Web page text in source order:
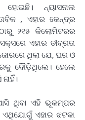
ନ୍ୟାସନାଲ
, ଏହାର କେନ୍ଦ୍ର
୨୧୫ କିଲୋମିଟରର
ଏହାର ତୀବ୍ରତା
ଥିଲା ଯେ, ଘର ଓ
ଦୌଡ଼ିଥିଲେ। ହେଲେ
ଥିବା ଏହି ଭୂକମ୍ପର
ଏହାର ଝଟକା